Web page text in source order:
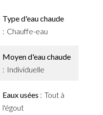
Type d'eau chaude
Chauffe-eau
Moyen d'eau chaude
Individuelle
Eaux usées
Tout à
l'égout